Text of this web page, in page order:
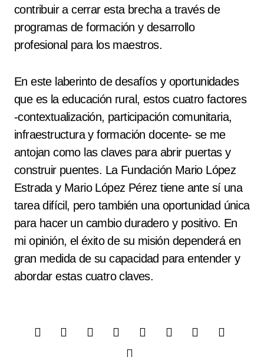
contribuir a cerrar esta brecha a través de
programas de formación y desarrollo
profesional para los maestros.
En este laberinto de desafíos y oportunidades
que es la educación rural, estos cuatro factores
-contextualización, participación comunitaria,
infraestructura y formación docente- se me
antojan como las claves para abrir puertas y
construir puentes. La Fundación Mario López
Estrada y Mario López Pérez tiene ante sí una
tarea difícil, pero también una oportunidad única
para hacer un cambio duradero y positivo. En
mi opinión, el éxito de su misión dependerá en
gran medida de su capacidad para entender y
abordar estas cuatro claves.